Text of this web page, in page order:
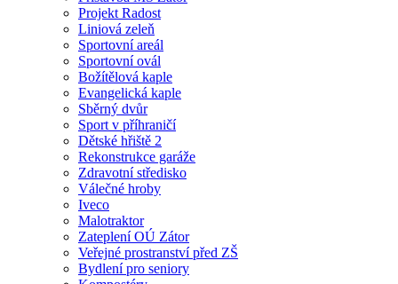
Projekt Radost
Liniová zeleň
Sportovní areál
Sportovní ovál
Božítělová kaple
Evangelická kaple
Sběrný dvůr
Sport v příhraničí
Dětské hřiště 2
Rekonstrukce garáže
Zdravotní středisko
Válečné hroby
Iveco
Malotraktor
Zateplení OÚ Zátor
Veřejné prostranství před ZŠ
Bydlení pro seniory